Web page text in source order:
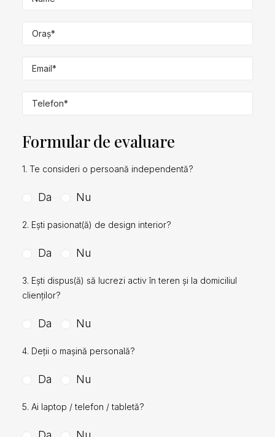
Formular de evaluare
1. Te consideri o persoană independentă?
Da Nu
2. Ești pasionat(ă) de design interior?
Da Nu
3. Ești dispus(ă) să lucrezi activ în teren și la domiciliul
clienților?
Da Nu
4. Deții o mașină personală?
Da Nu
5. Ai laptop / telefon / tabletă?